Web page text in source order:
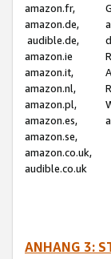
amazon.fr,
amazon.de,
audible.de,
amazon.ie
amazon.it,
amazon.nl,
amazon.pl,
amazon.es,
amazon.se,
amazon.co.uk,
audible.co.uk
ANHANG 3: